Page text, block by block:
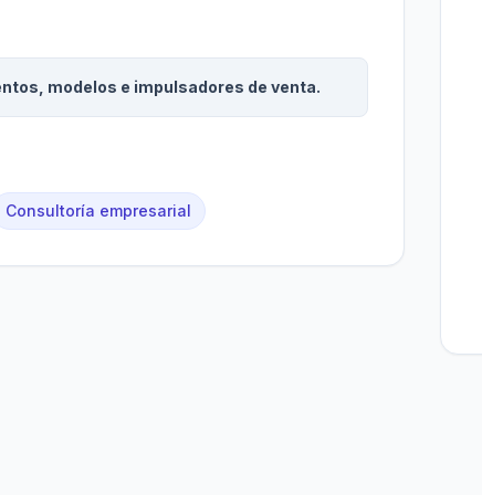
modelos e impulsadores de venta.
Consultoría empresarial